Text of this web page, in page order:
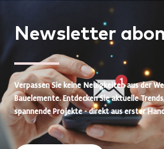
Newsletter
Verpassen Sie keine Neuigkeiten aus der
Bauelemente. Entdecken Sie aktuelle
spannende Projekte - direkt aus erster